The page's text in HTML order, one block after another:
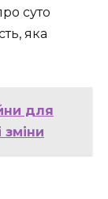
суто
яка
для
зміни